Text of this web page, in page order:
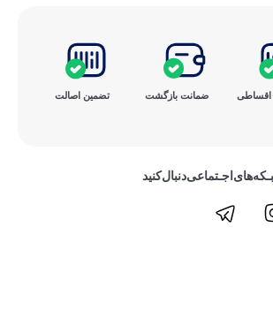
‌اقساطی ضمانت بازگشت تضمین اصالت